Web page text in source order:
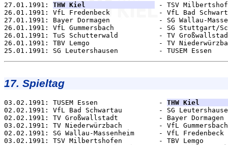
27.01.1991: THW Kiel
- TSV
26.01.1991: VfL Fredenbeck            - VfL Bad
27.01.1991: Bayer Dormagen            - SG
26.01.1991: VfL Gummersbach           - SG
26.01.1991: TuS Schutterwald          - TV
26.01.1991: TBV Lemgo                 - TV
17. Spieltag
03.02.1991: TUSEM Essen               - THW
02.02.1991: VfL Bad Schwartau         - SG
02.02.1991: TV Großwallstadt          - Bayer
03.02.1991: TV Niederwürzbach         - VfL
02.02.1991: SG Wallau-Massenheim      - VfL
03.02.1991: TSV Milbertshofen         - TBV